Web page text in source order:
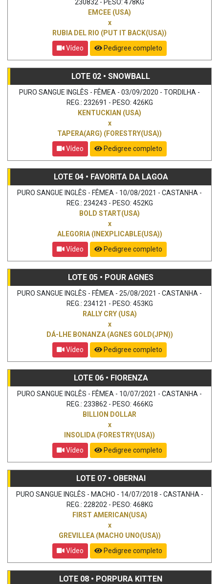
230832 - PESO: 478KG
EMCEE (USA)
x
RUBIA DEL RIO (PUT IT BACK(USA))
Vídeo
Pedigree completo
LOTE 02 • SNOWBALL
PURO SANGUE INGLÊS - FÊMEA - 03/09/2020 - TORDILHA -
REG.: 232691 - PESO: 426KG
KENTUCKIAN (USA)
x
TAPERA(ARG) (FORESTRY(USA))
Vídeo
Pedigree completo
LOTE 04 • FAVORITA DA LAGOA
PURO SANGUE INGLÊS - FÊMEA - 10/08/2021 - CASTANHA -
REG.: 234243 - PESO: 452KG
BOLD START(USA)
x
ALEGORIA (INEXPLICABLE(USA))
Vídeo
Pedigree completo
LOTE 05 • POUR AGNES
PURO SANGUE INGLÊS - FÊMEA - 25/08/2021 - CASTANHA -
REG.: 234121 - PESO: 453KG
RALLY CRY (USA)
x
DÁ-LHE BONANZA (AGNES GOLD(JPN))
Vídeo
Pedigree completo
LOTE 06 • FIORENZA
PURO SANGUE INGLÊS - FÊMEA - 10/07/2021 - CASTANHA -
REG.: 233862 - PESO: 466KG
BILLION DOLLAR
x
INSOLIDA (FORESTRY(USA))
Vídeo
Pedigree completo
LOTE 07 • OBERNAI
PURO SANGUE INGLÊS - MACHO - 14/07/2018 - CASTANHA -
REG.: 228202 - PESO: 468KG
FIRST AMERICAN(USA)
x
GREVILLEA (MACHO UNO(USA))
Vídeo
Pedigree completo
LOTE 08 • PORPURA KITTEN